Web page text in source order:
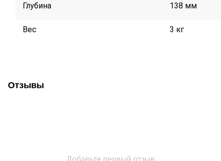
Глубина
138 мм
Вес 3 кг
Отзывы
Добавьте первый отзыв